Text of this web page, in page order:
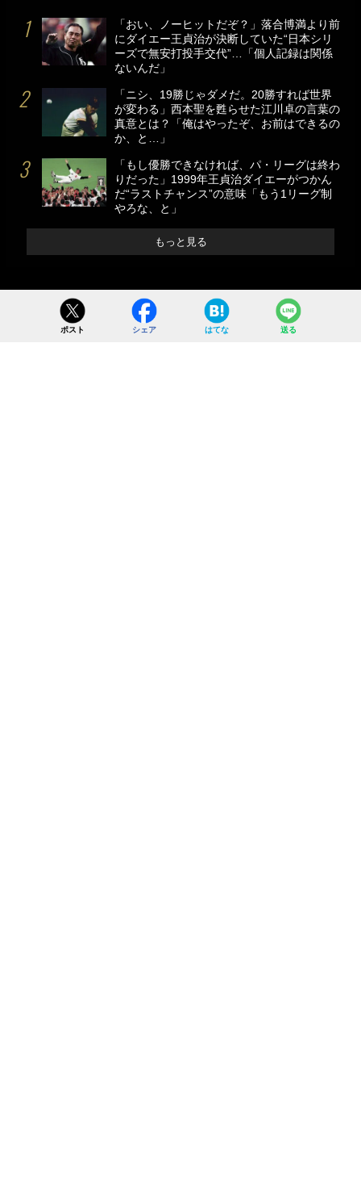
「おい、ノーヒットだぞ？」落合博満より前
にダイエー王貞治が決断していた“日本シリ
ーズで無安打投手交代”…「個人記録は関係
ないんだ」
「ニシ、19勝じゃダメだ。20勝すれば世界
が変わる」西本聖を甦らせた江川卓の言葉の
真意とは？「俺はやったぞ、お前はできるの
か、と…」
「もし優勝できなければ、パ・リーグは終わ
りだった」1999年王貞治ダイエーがつかん
だ“ラストチャンス”の意味「もう1リーグ制
やろな、と」
もっと見る
ポスト シェア はてな 送る